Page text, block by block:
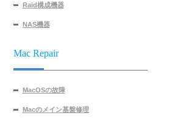
Raid構成機器
NAS機器
Mac Repair
MacOSの故障
Macのメイン基盤修理